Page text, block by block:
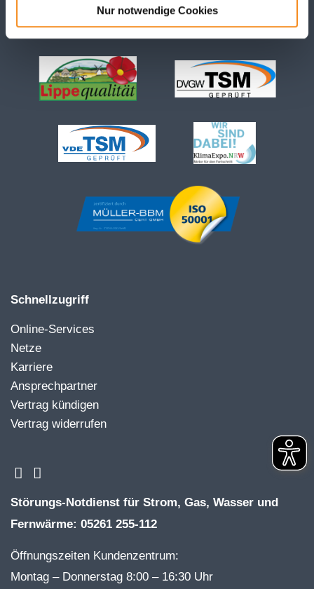
Nur notwendige Cookies
Schnellzugriff
Online-Services
Netze
Karriere
Ansprechpartner
Vertrag kündigen
Vertrag widerrufen
Störungs-Notdienst für Strom, Gas, Wasser und
Fernwärme: 05261 255-112
Öffnungszeiten Kundenzentrum:
Montag – Donnerstag 8:00 – 16:30 Uhr